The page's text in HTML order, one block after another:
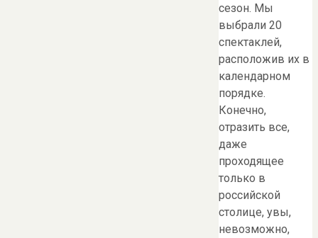
сезон. Мы
выбрали 20
спектаклей,
расположив их в
календарном
порядке.
Конечно,
отразить все,
даже
проходящее
только в
российской
столице, увы,
невозможно,